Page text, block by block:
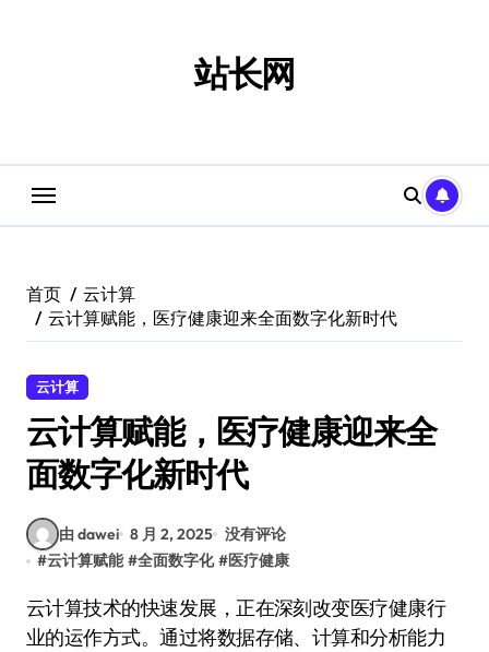
站长网
首页
云计算
云计算赋能，医疗健康迎来全面数字化新时代
云计算
云计算赋能，医疗健康迎来全
面数字化新时代
由 dawei 8 月 2, 2025 没有评论
#云计算赋能 #全面数字化 #医疗健康
云计算技术的快速发展，正在深刻改变医疗健康行
业的运作方式。通过将数据存储、计算和分析能力